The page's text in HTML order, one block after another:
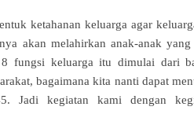
ketahanan keluarga agar
akan melahirkan anak-anak
fungsi keluarga itu dimulai dari
bagaimana kita nanti dapat
Jadi kegiatan kami dengan